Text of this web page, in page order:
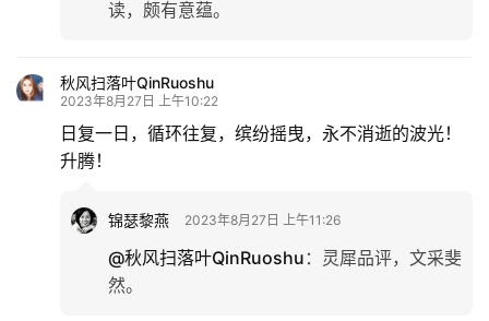
读，颇有意蕴。
秋风扫落叶QinRuoshu
2023年8月27日 上午10:22
日复一日，循环往复，缤纷摇曳，永不消逝的波光！
升腾！
锦瑟黎燕 2023年8月27日 上午11:26
@秋风扫落叶QinRuoshu ： 灵犀品评，文采斐
然。